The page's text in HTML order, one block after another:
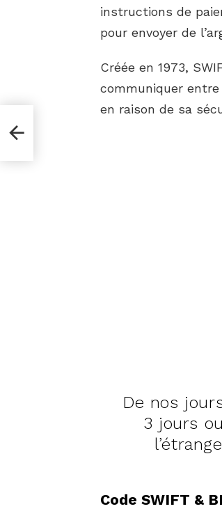
instructions de
pour envoyer de
Créée en 1973,
communiquer
en raison de sa
De nos
3 jours
Code SWIFT &